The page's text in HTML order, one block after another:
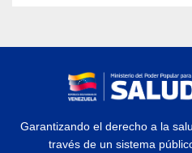
Garantizando el derecho a la
través de un sistema